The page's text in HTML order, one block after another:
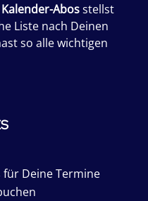
Kalender-Abosstellst
Liste nach Deinen
so alle wichtigen
für Deine Termine